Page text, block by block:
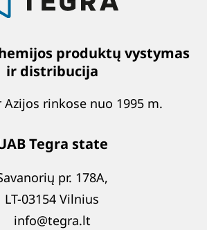
produktų vystymas
ir distribucija
Azijos rinkose nuo 1995 m.
Tegra state
pr. 178A,
LT-03154 Vilnius
info@tegra.lt